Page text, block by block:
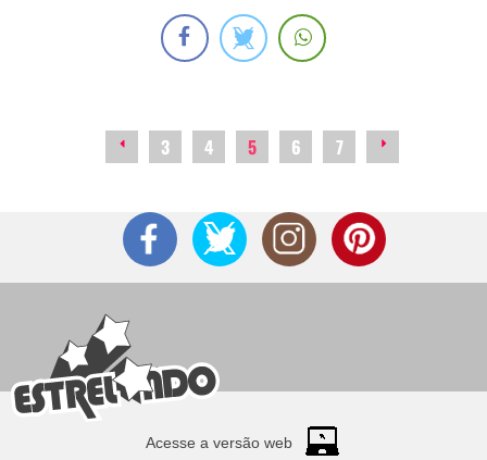
3 4 5 6 7
Acesse a versão web